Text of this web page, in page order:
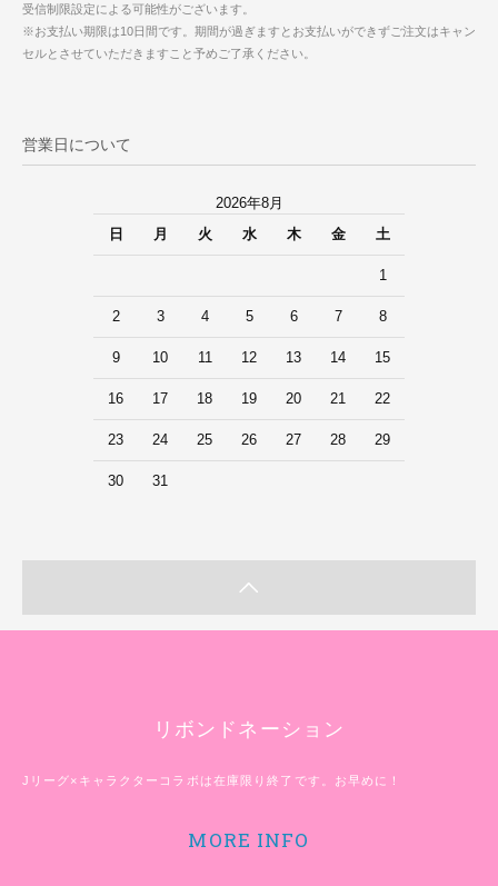
受信制限設定による可能性がございます。
※お支払い期限は10日間です。期間が過ぎますとお支払いができずご注文はキャン
セルとさせていただきますこと予めご了承ください。
営業日について
2026年8月
日
月 火 水 木 金 土
1
2 3 4 5 6 7 8
9 10 11 12 13 14 15
16 17 18 19 20 21 22
23 24 25 26 27 28 29
30 31
リボンドネーション
Jリーグ×キャラクターコラボは在庫限り終了です。お早めに！
MORE INFO